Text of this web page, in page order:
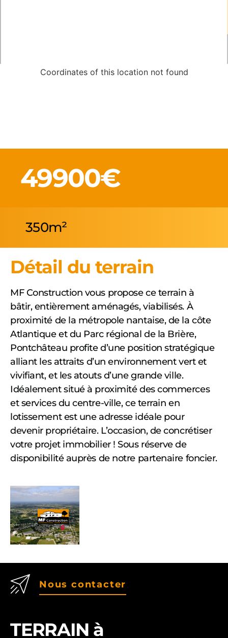
Coordinates of this location not found
49900€
350m²
Détail du terrain
MF Construction vous propose ce terrain à
bâtir, entièrement aménagés, viabilisés. À
proximité de la métropole nantaise, de la côte
Atlantique et du Parc régional de la Brière,
Pontchâteau profite d’une position stratégique
alliant les attraits d’un environnement vert et
vivifiant, et les atouts d’une grande ville.
Idéalement situé à proximité des commerces
et services du centre-ville, ce terrain en
lotissement est une adresse idéale pour
devenir propriétaire. L’occasion, de concrétiser
votre projet immobilier ! Sous réserve de
disponibilité auprès de notre partenaire foncier.
Nous contacter
TERRAIN à